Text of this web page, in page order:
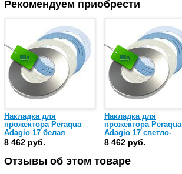
Рекомендуем приобрести
Накладка для
прожектора Peraqua
Adagio 17 белая
(74402)
8 462 руб.
Накладка для
прожектора Peraqua
Adagio 17 светло-
голубая (74403)
8 462 руб.
Отзывы об этом товаре